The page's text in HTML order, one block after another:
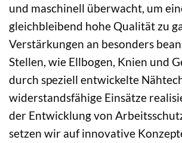
und maschinell überwacht, um
gleichbleibend hohe Qualität zu
Verstärkungen an besonders
Stellen, wie Ellbogen, Knien und
durch speziell entwickelte
widerstandsfähige Einsätze
der Entwicklung von
setzen wir auf innovative